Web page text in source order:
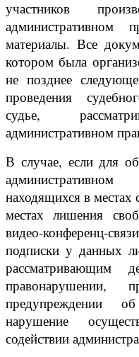
участников
административном
материалы. Все
котором была
не позднее
проведения
судье,
административном
В случае, если для
находящихся в местах
местах лишения
видео-конференц-
подписки у данных
рассматривающим
предупреждении
нарушение
содействии